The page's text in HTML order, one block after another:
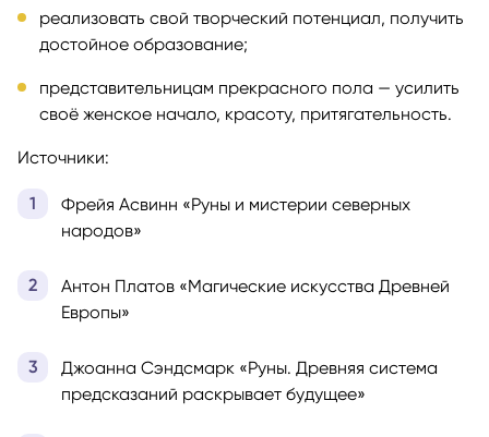
реализовать свой творческий потенциал, получить
достойное образование;
представительницам прекрасного пола — усилить
своё женское начало, красоту, притягательность.
Источники:
Фрейя Асвинн «Руны и мистерии северных
народов»
Антон Платов «Магические искусства Древней
Европы»
Джоанна Сэндсмарк «Руны. Древняя система
предсказаний раскрывает будущее»